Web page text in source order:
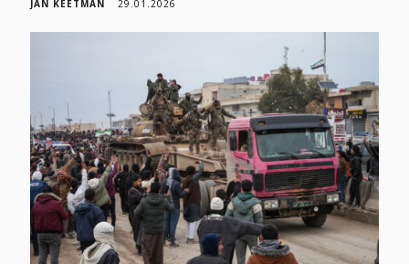
JAN KEETMAN 29.01.2026